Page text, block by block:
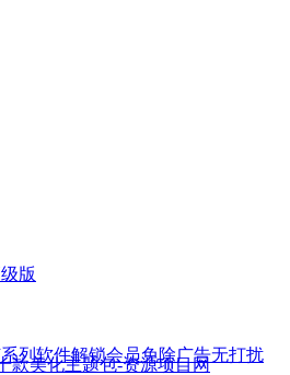
版
列软件解锁会员免除广告无打扰